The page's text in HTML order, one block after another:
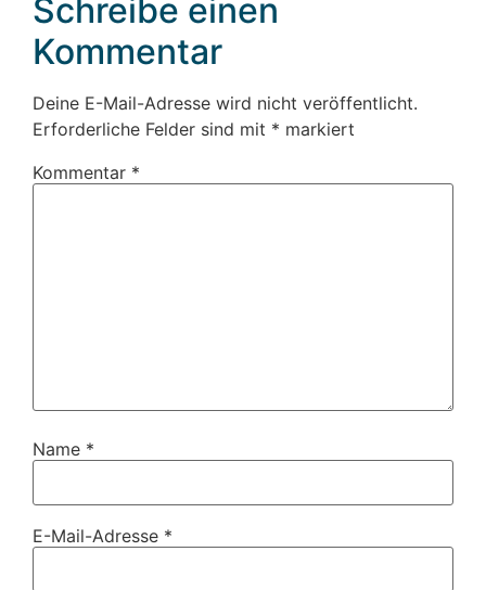
Schreibe einen
Kommentar
Deine E-Mail-Adresse wird nicht veröffentlicht.
Erforderliche Felder sind mit * markiert
Kommentar *
Name *
E-Mail-Adresse *